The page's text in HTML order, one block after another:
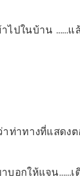
ไปในบ้าน ……แ
ท่าทางที่แสดง
าบอกให้แจน……เ